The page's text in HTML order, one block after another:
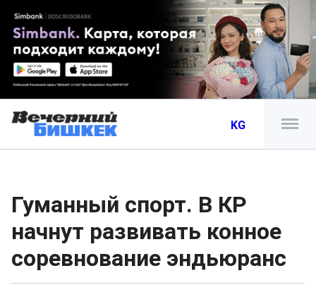
KG
Гуманный спорт. В КР
начнут развивать конное
соревнование эндьюранс